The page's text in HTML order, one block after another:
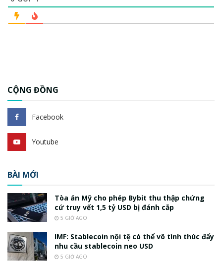
CỘNG ĐỒNG
Facebook
Youtube
BÀI MỚI
Tòa án Mỹ cho phép Bybit thu thập chứng
cứ truy vết 1,5 tỷ USD bị đánh cắp
5 GIỜ AGO
IMF: Stablecoin nội tệ có thể vô tình thúc đẩy
nhu cầu stablecoin neo USD
5 GIỜ AGO